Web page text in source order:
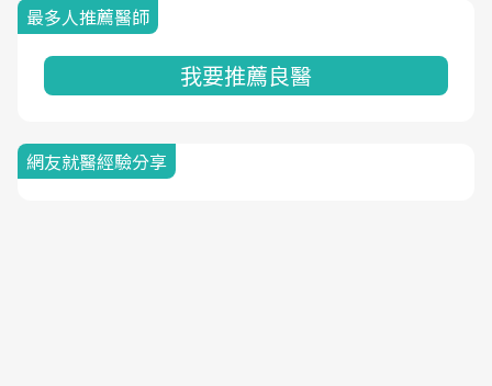
最多人推薦醫師
我要推薦良醫
網友就醫經驗分享